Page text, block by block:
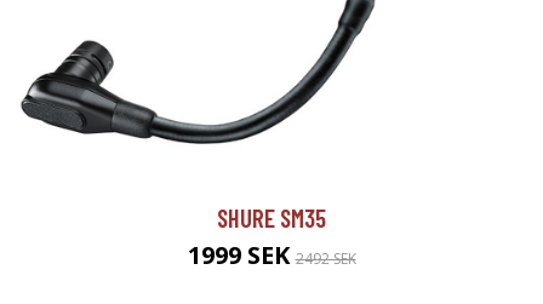
SHURE SM35
1999 SEK2492 SEK